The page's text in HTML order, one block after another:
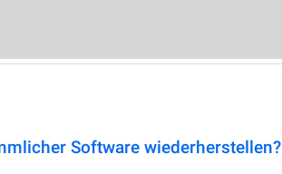
Software wiederherstellen?